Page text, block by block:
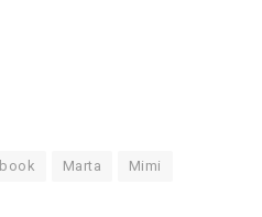
Marta Mimi